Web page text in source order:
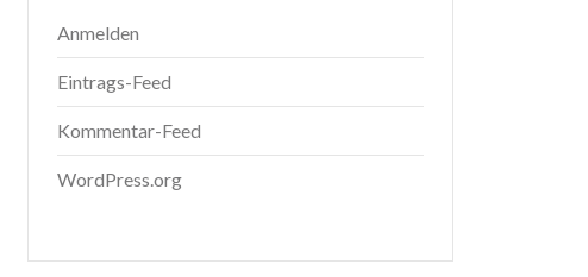
Anmelden
Eintrags-Feed
Kommentar-Feed
WordPress.org